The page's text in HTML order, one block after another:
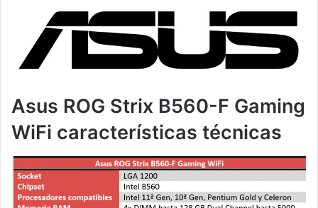
Asus ROG Strix B560-F Gaming
WiFi características técnicas